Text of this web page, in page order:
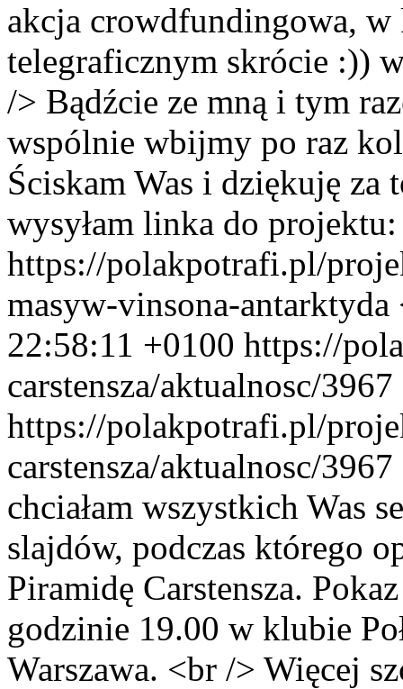
akcja crowdfundingowa,
telegraficznym skrócie :))
/> Bądźcie ze mną i tym
wspólnie wbijmy po raz
Ściskam Was i dziękuję za
wysyłam linka do projektu:
https://polakpotrafi.pl/
masyw-vinsona-
22:58:11 +0100 https://
carstensza/aktualnosc/3967
https://polakpotrafi.pl/
carstensza/aktualnosc/3967
chciałam wszystkich Was
slajdów, podczas którego
Piramidę Carstensza.
godzinie 19.00 w klubie
Warszawa. <br /> Więcej